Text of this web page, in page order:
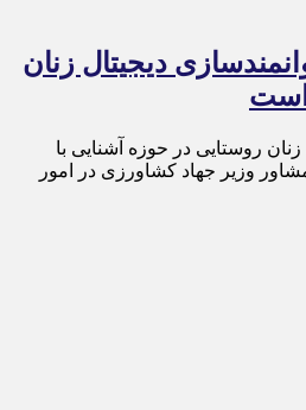
دیجیتال زنان
است
روستایی در حوزه آشنایی با
وزیر جهاد کشاورزی در امور